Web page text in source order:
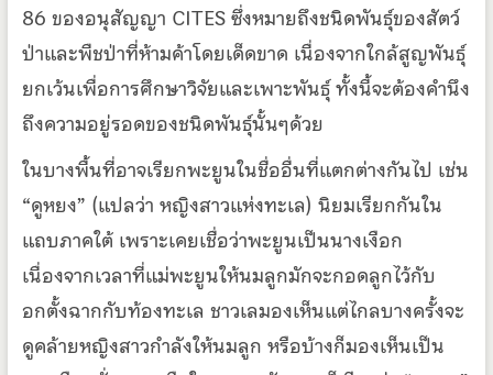
86 ของอนุสัญญา CITES ซึ่งหมายถึงชนิดพันธุ์ของสัตว์
ป่าและพืชป่าที่ห้ามค้าโดยเด็ดขาด เนื่องจากใกล้สูญพันธุ์
ยกเว้นเพื่อการศึกษาวิจัยและเพาะพันธุ์ ทั้งนี้จะต้องคำนึง
ถึงความอยู่รอดของชนิดพันธุ์นั้นๆด้วย
ในบางพื้นที่อาจเรียกพะยูนในชื่ออื่นที่แตกต่างกันไป เช่น
“ดูหยง” (แปลว่า หญิงสาวแห่งทะเล) นิยมเรียกกันใน
แถบภาคใต้ เพราะเคยเชื่อว่าพะยูนเป็นนางเงือก
เนื่องจากเวลาที่แม่พะยูนให้นมลูกมักจะกอดลูกไว้กับ
อกตั้งฉากกับท้องทะเล ชาวเลมองเห็นแต่ไกลบางครั้งจะ
ดูคล้ายหญิงสาวกำลังให้นมลูก หรือบ้างก็มองเห็นเป็น